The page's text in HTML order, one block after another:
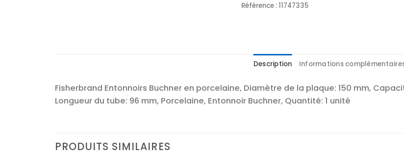
Référence :11747335
Description Informations
Fisherbrand Entonnoirs Buchner en porcelaine, Diamètre de la plaque: 150 mm,
Longueur du tube: 96 mm, Porcelaine, Entonnoir Buchner, Quantité: 1 unité
PRODUITS SIMILAIRES